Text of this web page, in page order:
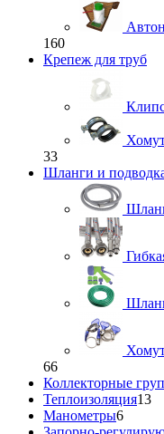
160
Крепеж для труб
33
Шланги и
66
Коллекторные
Теплоизоляция13
Манометры6